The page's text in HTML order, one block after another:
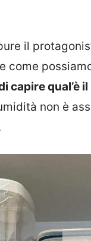
il
come
capire qual’è
non è